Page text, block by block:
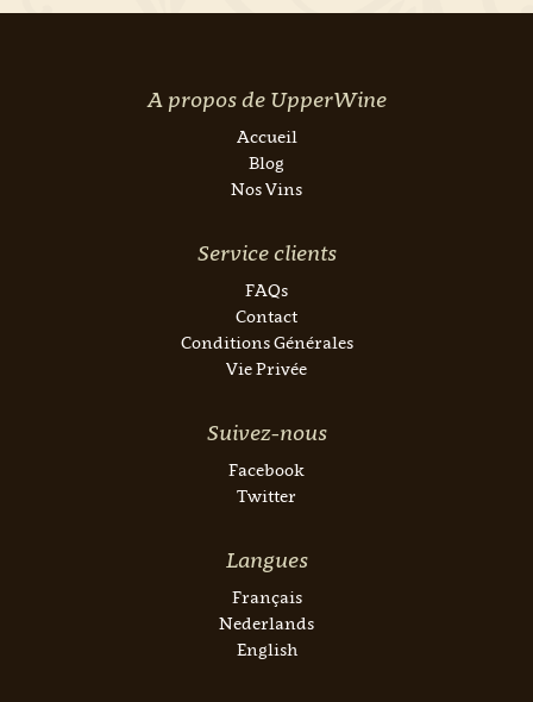
A propos de UpperWine
Accueil
Blog
Nos Vins
Service clients
FAQs
Contact
Conditions Générales
Vie Privée
Suivez-nous
Facebook
Twitter
Langues
Français
Nederlands
English